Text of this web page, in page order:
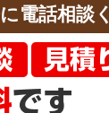
電話相談